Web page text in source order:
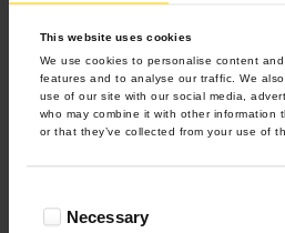
This website uses cookies
We use cookies to personalise content
features and to analyse our traffic. We
use of our site with our social media,
who may combine it with other information
or that they’ve collected from your use of
SelectionNecessary